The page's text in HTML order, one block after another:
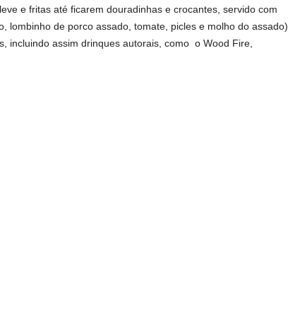
e fritas até ficarem douradinhas e crocantes, servido com
de porco assado, tomate, picles e molho do assado),
incluindo assim drinques autorais, como o Wood Fire,